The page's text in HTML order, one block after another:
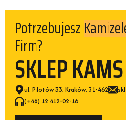
Potrzebujesz
Firm?
SKLEP
ul. Pilotów 33, Kraków, 31-462
(+48) 12 412-02-16